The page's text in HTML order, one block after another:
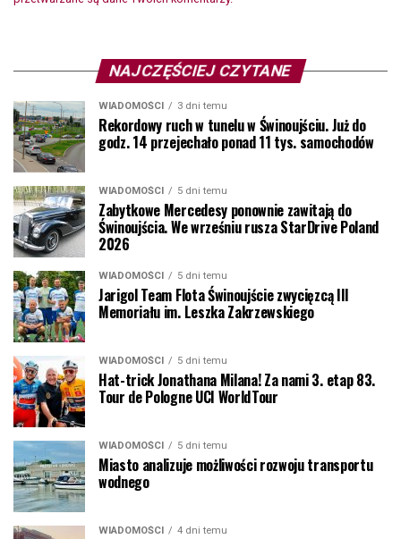
NAJCZĘŚCIEJ CZYTANE
WIADOMOŚCI 3 dni temu
Rekordowy ruch w tunelu w Świnoujściu. Już do
godz. 14 przejechało ponad 11 tys. samochodów
WIADOMOŚCI 5 dni temu
Zabytkowe Mercedesy ponownie zawitają do
Świnoujścia. We wrześniu rusza StarDrive Poland
2026
WIADOMOŚCI 5 dni temu
Jarigol Team Flota Świnoujście zwycięzcą III
Memoriału im. Leszka Zakrzewskiego
WIADOMOŚCI 5 dni temu
Hat-trick Jonathana Milana! Za nami 3. etap 83.
Tour de Pologne UCI WorldTour
WIADOMOŚCI 5 dni temu
Miasto analizuje możliwości rozwoju transportu
wodnego
WIADOMOŚCI 4 dni temu